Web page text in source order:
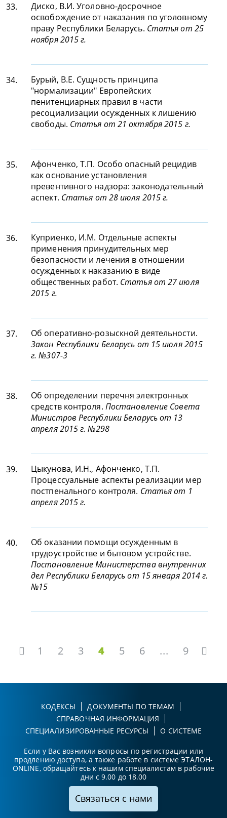
33.
Диско, В.И. Уголовно-досрочное
освобождение от наказания по уголовному
праву Республики Беларусь. Статья от 25
ноября 2015 г.
34.
Бурый, В.Е. Сущность принципа
"нормализации" Европейских
пенитенциарных правил в части
ресоциализации осужденных к лишению
свободы. Статья от 21 октября 2015 г.
35.
Афонченко, Т.П. Особо опасный рецидив
как основание установления
превентивного надзора: законодательный
аспект. Статья от 28 июля 2015 г.
36.
Куприенко, И.М. Отдельные аспекты
применения принудительных мер
безопасности и лечения в отношении
осужденных к наказанию в виде
общественных работ. Статья от 27 июля
2015 г.
37.
Об оперативно-розыскной деятельности.
Закон Республики Беларусь от 15 июля 2015
г. №307-З
38.
Об определении перечня электронных
средств контроля. Постановление Совета
Министров Республики Беларусь от 13
апреля 2015 г. №298
39.
Цыкунова, И.Н., Афонченко, Т.П.
Процессуальные аспекты реализации мер
постпенального контроля. Статья от 1
апреля 2015 г.
40.
Об оказании помощи осужденным в
трудоустройстве и бытовом устройстве.
Постановление Министерства внутренних
дел Республики Беларусь от 15 января 2014 г.
№15
1 2 3 4 5 6 ... 9
КОДЕКСЫ
ДОКУМЕНТЫ ПО ТЕМАМ
СПРАВОЧНАЯ ИНФОРМАЦИЯ
СПЕЦИАЛИЗИРОВАННЫЕ РЕСУРСЫ
О СИСТЕМЕ
Если у Вас возникли вопросы по регистрации или
продлению доступа, а также работе в системе ЭТАЛОН-
ONLINE, обращайтесь к нашим специалистам в рабочие
дни с 9.00 до 18.00
Связаться с нами